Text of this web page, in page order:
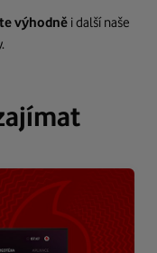
výhodně i další naše